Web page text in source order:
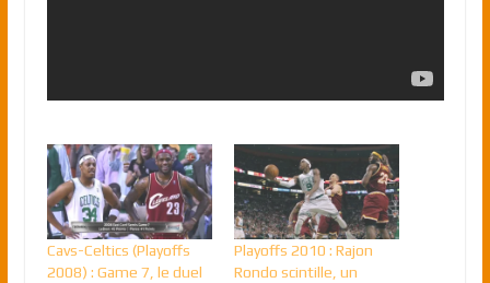
Cavs-Celtics (Playoffs
2008) : Game 7, le duel
Playoffs 2010 : Rajon
Rondo scintille, un